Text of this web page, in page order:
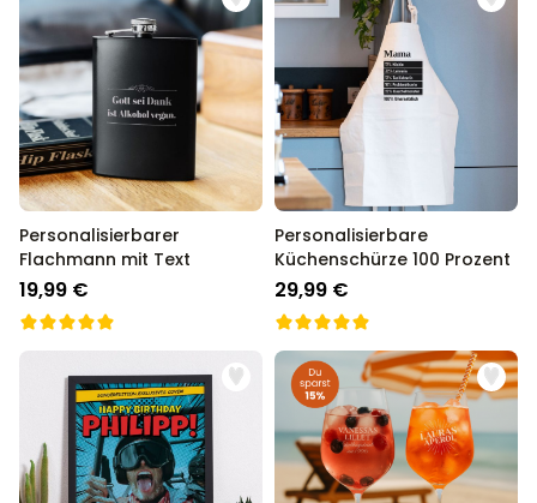
Personalisierbarer
Flachmann mit Text
19,99 €
Personalisierbare
Küchenschürze 100 Prozent
29,99 €